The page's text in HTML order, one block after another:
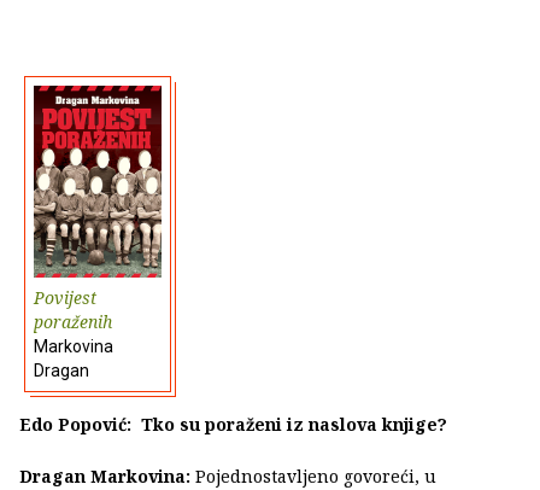
Povijest
poraženih
Markovina
Dragan
Edo Popović: Tko su poraženi iz naslova knjige?
Dragan Markovina: Pojednostavljeno govoreći, u